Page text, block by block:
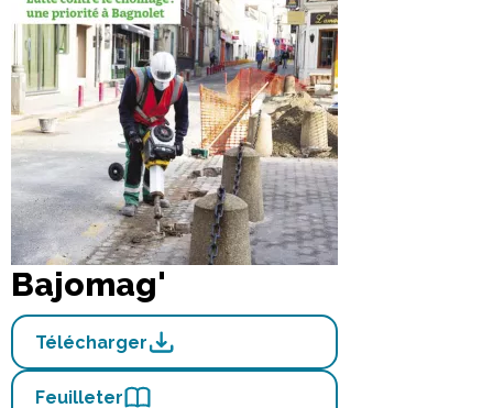
Bajomag'
Télécharger
Feuilleter